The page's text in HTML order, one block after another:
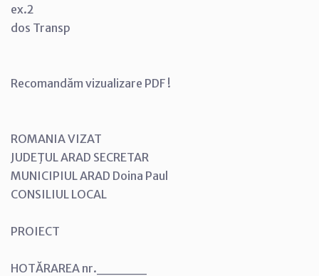
ex.2
dos Transp
Recomandăm vizualizare PDF !
ROMANIA VIZAT
JUDEŢUL ARAD SECRETAR
MUNICIPIUL ARAD Doina Paul
CONSILIUL LOCAL
PROIECT
HOTĂRAREA nr._____